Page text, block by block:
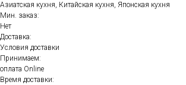
Азиатская кухня, Китайская кухня, Японская кухня
Мин. заказ:
Нет
Доставка:
Условия доставки
Принимаем:
оплата Online
Время доставки: